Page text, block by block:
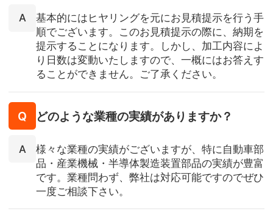
基本的にはヒヤリングを元にお見積提示を行う手
順でございます。このお見積提示の際に、納期を
提示することになります。しかし、加工内容によ
り日数は変動いたしますので、一概にはお答えす
ることができません。ご了承ください。
どのような業種の実績がありますか？
様々な業種の実績がございますが、特に自動車部
品・産業機械・半導体製造装置部品の実績が豊富
です。業種問わず、弊社は対応可能ですのでぜひ
一度ご相談下さい。